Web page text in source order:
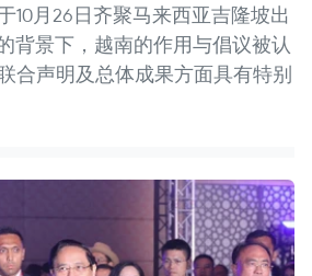
10月26日齐聚马来西亚吉隆坡出
背景下，越南的作用与倡议被认
合声明及总体成果方面具有特别